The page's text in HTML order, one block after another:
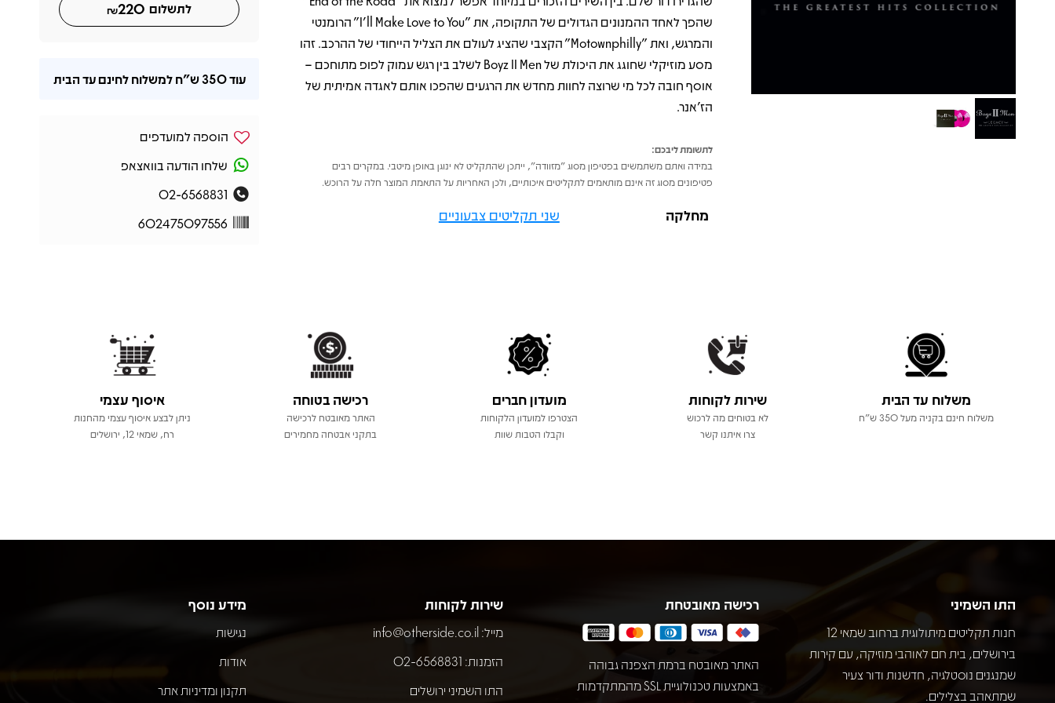
שהפך לאחד ההמנונים הגדולים של התקופה, את "I’ll Make Love to You" הרומנטי
והמרגש, ואת "Motownphilly" הקצבי שהציג לעולם את הצליל הייחודי של ההרכב. זהו
מסע מוזיקלי שחוגג את היכולת של Boyz II Men לשלב בין רגש עמוק לפופ מתוחכם –
אוסף חובה לכל מי שרוצה לחוות מחדש את הרגעים שהפכו אותם לאגדה אמיתית של
הז’אנר.
לתשומת ליבכם:
במידה ואתם משתמשים בפטיפון מסוג "מזוודה", ייתכן שהתקליט לא ינוגן באופן מיטבי. במקרים רבים
פטיפונים מסוג זה אינם מותאמים לתקליטים איכותיים, ולכן האחריות על התאמת המוצר חלה על הרוכש.
מחלקה שני תקליטים צבעוניים
לתשלום 220
₪
עוד350 ש"ח למשלוח לחינם עד הבית
הוספה למועדפים
שלחו הודעה בוואצאפ
02-6568831
602475097556
משלוח עד הבית
משלוח חינם בקניה מעל 350 ש"ח
שירות לקוחות
לא בטוחים מה לרכוש
צרו איתנו קשר
מועדון חברים
הצטרפו למועדון הלקוחות
וקבלו הטבות שוות
רכישה בטוחה
האתר מאובטח לרכישה
בתקני אבטחה מחמירים
איסוף עצמי
ניתן לבצע איסוף עצמי מהחנות
רח, שמאי 12, ירושלים
התו השמיני
חנות תקליטים מיתולוגית ברחוב שמאי 12
בירושלים, בית חם לאוהבי מוזיקה, עם קירות
שמנגנים נוסטלגיה, חדשנות ודור צעיר
שמתאהב בצלילים.
רכישה מאובטחת
האתר מאובטח ברמת הצפנה גבוהה
באמצעות טכנולוגיית SSL מהמתקדמות
שירות לקוחות
מייל: info@otherside.co.il
הזמנות: 02-6568831
התו השמיני ירושלים
מידע נוסף
נגישות
אודות
תקנון ומדיניות אתר